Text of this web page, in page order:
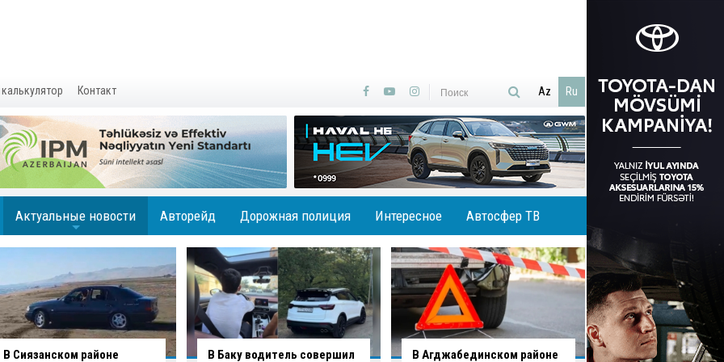
Контакт Az Ru
Актуальные новости Авторейд Дорожная полиция Интересное Автосфер ТВ
В Баку водитель совершил
В Агджабединском районе
В Хырдалане обрушился
В Гаджигабуле